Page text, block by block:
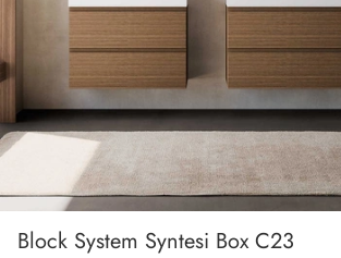
Block System Syntesi Box C23